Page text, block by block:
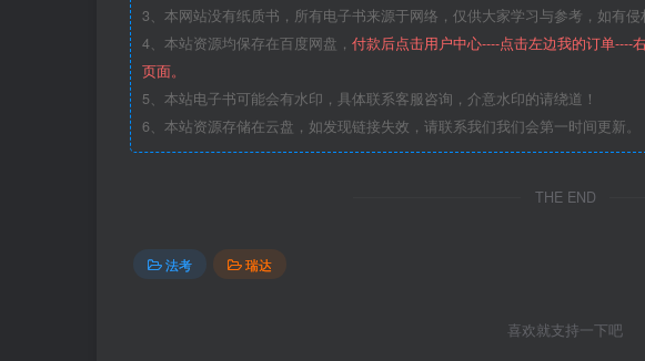
3、本网站没有纸质书，所有电子书来源于网络，仅供大家学习与参考，如有侵
4、本站资源均保存在百度网盘， 付款后点击用户中心----点击左边我的订单----
页面。
5、本站电子书可能会有水印，具体联系客服咨询，介意水印的请绕道！
6、本站资源存储在云盘，如发现链接失效，请联系我们我们会第一时间更新。
THE END
法考 瑞达
喜欢就支持一下吧